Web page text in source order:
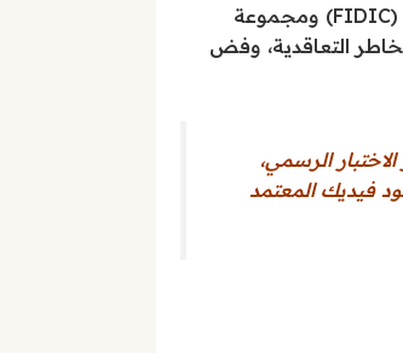
عقود فيديك المعتمد، وذلك استناداً إلى أحدث إصدارات المجلس الدولي للمهندسين الاستشاريين (FIDIC) ومجموعة
من إدارة المخاطر التعاقدية، وفض
الرسمي،
فيديك المعتمد